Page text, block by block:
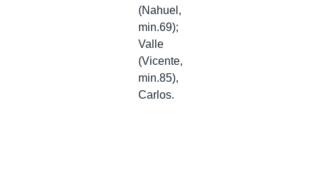
(Nahuel,
min.69);
Valle
(Vicente,
min.85),
Carlos.